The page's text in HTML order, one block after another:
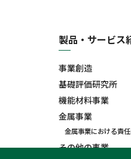
製品・サービス
事業創造
基礎評価研究所
機能材料事業
金属事業
金属事業における責
その他の事業